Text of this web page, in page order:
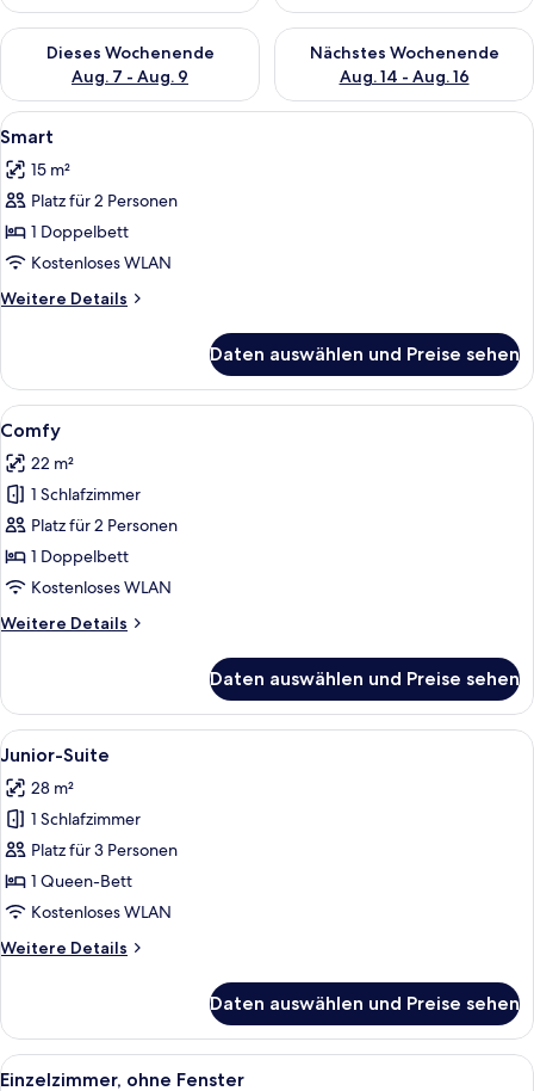
Dieses Wochenende
Aug. 7 - Aug. 9
Überprüfe die Verfügbarkeit für dieses Wochenende, Aug. 7
Nächstes Wochenende
Aug. 14 - Aug. 16
Überprüfe die Verfügbarkeit
Alle
Fotos
für
Smart
anzeigen
Ein ordentlich bezogenes Bett mit
5
Smart
15 m²
Platz für 2 Personen
1 Doppelbett
Kostenloses WLAN
Weitere Details
Weitere
Daten auswählen und Preise sehen
Alle
Fotos
für
Comfy
anzeigen
Ein Hotelzimmer mit einem großen
6
Comfy
22 m²
1 Schlafzimmer
Platz für 2 Personen
1 Doppelbett
Kostenloses WLAN
Weitere Details
Weitere
Daten auswählen und Preise sehen
Alle
Fotos
für
Junior-
Suite
anzeigen
Ein Hotelzimmer mit Bett,
7
Junior-Suite
28 m²
1 Schlafzimmer
Platz für 3 Personen
1 Queen-Bett
Kostenloses WLAN
Weitere Details
Weitere
Suite
Daten auswählen und Preise sehen
Alle
Ein ordentlich bezogenes Bett mit
4
Einzelzimmer, ohne Fenster